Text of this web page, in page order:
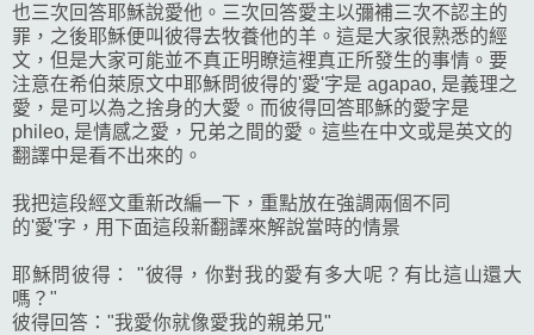
也三次回答耶穌說愛他。三次回答愛主以彌補三次不認主的
罪，之後耶穌便叫彼得去牧養他的羊。這是大家很熟悉的經
文，但是大家可能並不真正明瞭這裡真正所發生的事情。要
注意在希伯萊原文中耶穌問彼得的'愛'字是 agapao, 是義理之
愛，是可以為之捨身的大愛。而彼得回答耶穌的愛字是
phileo, 是情感之愛，兄弟之間的愛。這些在中文或是英文的
翻譯中是看不出來的。
我把這段經文重新改編一下，重點放在強調兩個不同
的'愛'字，用下面這段新翻譯來解說當時的情景
耶穌問彼得： "彼得，你對我的愛有多大呢？有比這山還大
嗎？"
彼得回答："我愛你就像愛我的親弟兄"